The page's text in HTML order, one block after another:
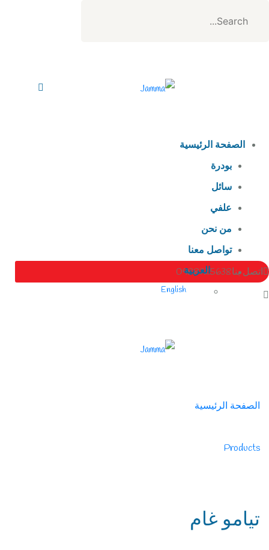
الصفحة الرئيسية
بودرة
سائل
علفي
من نحن
تواصل معنا
العربية
English
اتصل بنا0988725638
الصفحة الرئيسية
Products
تيامو غام